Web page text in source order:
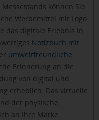
können Sie
Werbemittel mit Logo
das digitale Erlebnis in
Notizbuch mit
umweltfreundliche
Erinnerung an die
von digital und
erheblich: Das virtuelle
der physische
an Ihre Marke